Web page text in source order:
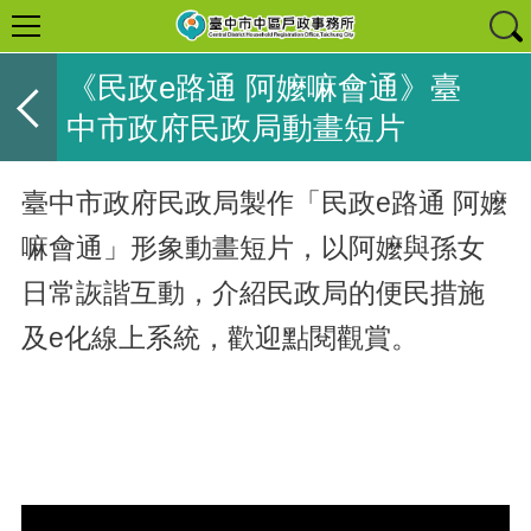
《民政e路通 阿嬤嘛會通》臺
中市政府民政局動畫短片
臺中市政府民政局製作「民政e路通 阿嬤
嘛會通」形象動畫短片，以阿嬤與孫女
日常詼諧互動，介紹民政局的便民措施
及e化線上系統，歡迎點閱觀賞。